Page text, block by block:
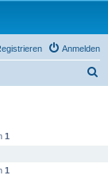
Anmelden
1
1